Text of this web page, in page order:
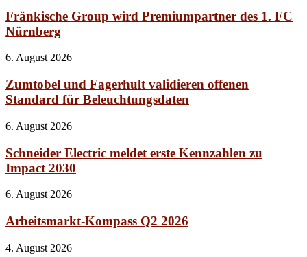
Fränkische Group wird Premiumpartner des 1. FC
Nürnberg
6. August 2026
Zumtobel und Fagerhult validieren offenen
Standard für Beleuchtungsdaten
6. August 2026
Schneider Electric meldet erste Kennzahlen zu
Impact 2030
6. August 2026
Arbeitsmarkt-Kompass Q2 2026
4. August 2026